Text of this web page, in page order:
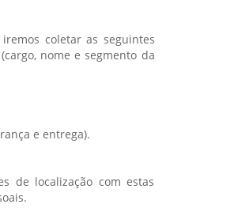
coletar as seguintes
nome e segmento da
e entrega).
de localização com estas